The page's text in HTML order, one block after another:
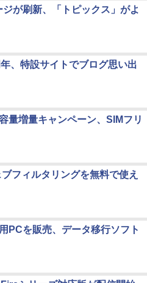
が刷新、「トピックス」がよ
、特設サイトでブログ思い出
量増量キャンペーン、SIMフリ
フィルタリングを無料で使え
PCを販売、データ移行ソフト